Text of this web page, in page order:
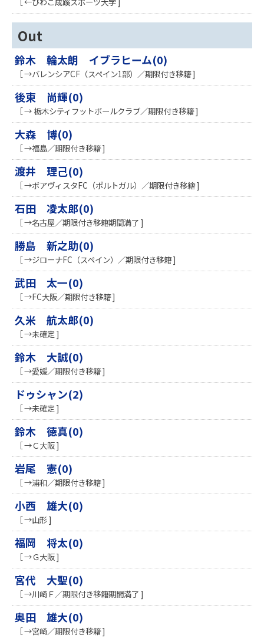
Out
鈴木 輪太朗 イブラヒーム(0)
［ →バレンシアCF（スペイン1部）／期限付き移籍 ]
後東 尚輝(0)
［ → 栃木シティフットボールクラブ／期限付き移籍 ]
大森 博(0)
［ →福島／期限付き移籍 ]
渡井 理己(0)
［ →ボアヴィスタFC（ポルトガル）／期限付き移籍 ]
石田 凌太郎(0)
［ →名古屋／期限付き移籍期間満了 ]
勝島 新之助(0)
［ →ジローナFC（スペイン）／期限付き移籍 ]
武田 太一(0)
［ →FC大阪／期限付き移籍 ]
久米 航太郎(0)
［ →未確定 ]
鈴木 大誠(0)
［ →愛媛／期限付き移籍 ]
ドゥシャン(2)
［ →未確定 ]
鈴木 徳真(0)
［ →Ｃ大阪 ]
岩尾 憲(0)
［ →浦和／期限付き移籍 ]
小西 雄大(0)
［ →山形 ]
福岡 将太(0)
［ →Ｇ大阪 ]
宮代 大聖(0)
［ →川崎Ｆ／期限付き移籍期間満了 ]
奥田 雄大(0)
［ →宮崎／期限付き移籍 ]